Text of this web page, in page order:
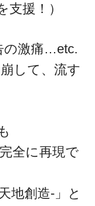
支援！）
の激痛…etc.
して、流す
全に再現で
地創造-」と